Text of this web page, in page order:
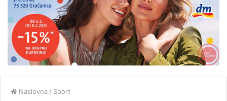
Naslovna / Sport